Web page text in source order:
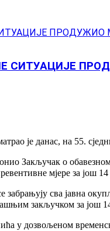
СИТУАЦИЈЕ
je данас, на 55.
Закључак о
мјере за
забрањују сва јавна
закључком за још
у дозвољеном